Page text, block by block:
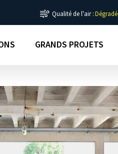
Qualité de l'air :Dégradé
GRANDS PROJETS